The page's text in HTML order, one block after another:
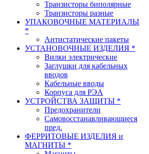
Транзисторы биполярные
Транзисторы разные
УПАКОВОЧНЫЕ МАТЕРИАЛЫ
*
Антистатические пакеты
УСТАНОВОЧНЫЕ ИЗДЕЛИЯ *
Вилки электрические
Заглушки для кабельных
вводов
Кабельные вводы
Корпуса для РЭА
УСТРОЙСТВА ЗАЩИТЫ *
Предохранители
Самовосстанавливающиеся
пред.
ФЕРРИТОВЫЕ ИЗДЕЛИЯ и
МАГНИТЫ *